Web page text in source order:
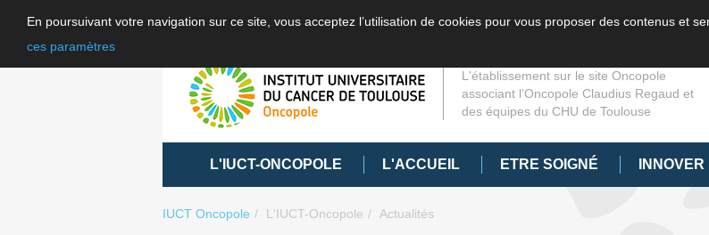
En poursuivant votre navigation sur ce site, vous acceptez l’utilisation de cookies pour vous proposer des contenus et
ces paramètres
L'établissement sur le site Oncopole
associant l’Oncopole Claudius Regaud et
des équipes du CHU de Toulouse
L'IUCT-ONCOPOLE L'ACCUEIL ETRE SOIGNÉ INNOVER
IUCT Oncopole L'IUCT-Oncopole Actualités